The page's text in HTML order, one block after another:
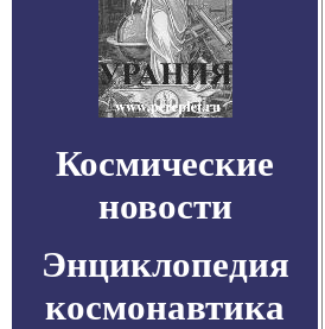
Космические
новости
Энциклопедия
космонавтика